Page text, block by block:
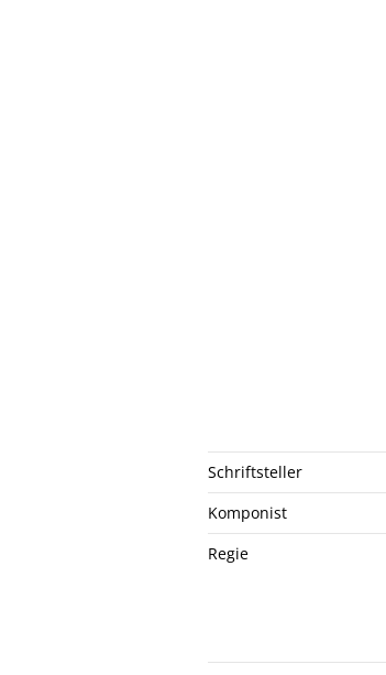
Schriftsteller
Komponist
Regie